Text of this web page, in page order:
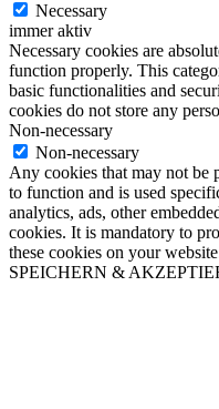
Necessary
immer aktiv
Necessary cookies are
function properly. This
basic functionalities and
cookies do not store any
Non-necessary
Non-necessary
Any cookies that may not be
to function and is used
analytics, ads, other
cookies. It is mandatory to
these cookies on your
SPEICHERN &